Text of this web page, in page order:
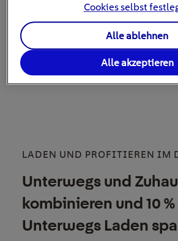
LADEN UND PROFITIEREN IM
Unterwegs und
kombinieren und 10
Unterwegs Laden
Cookies selbst
Alle ablehnen
Alle akzeptieren